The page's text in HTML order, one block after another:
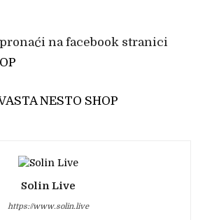
na facebook stranici
Solin Live
https://www.solin.live